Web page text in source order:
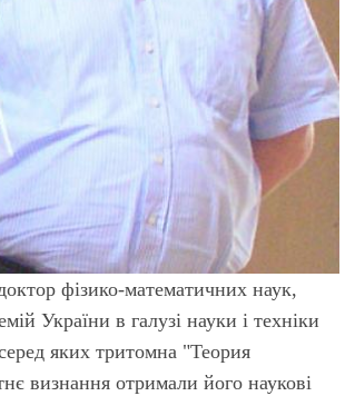
фізико-математичних наук,
України в галузі науки і техніки
яких тритомна "Теория
визнання отримали його наукові